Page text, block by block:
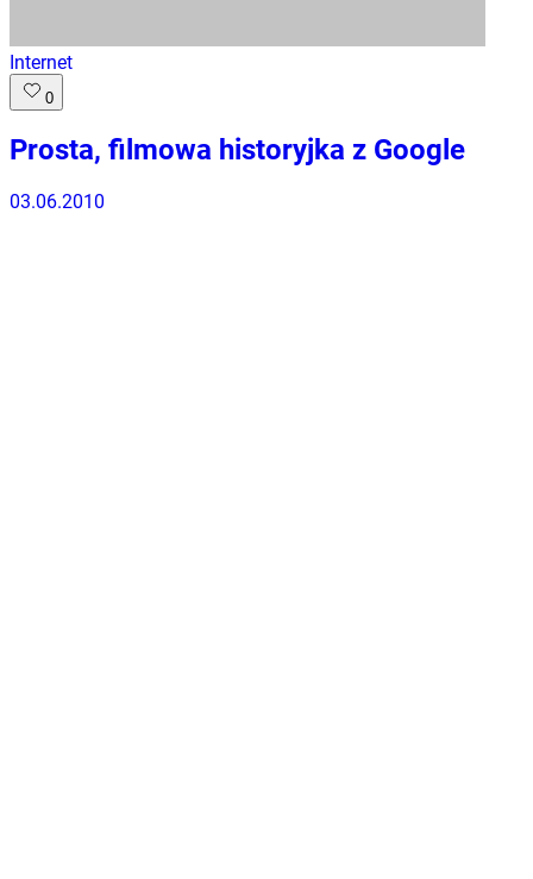
Internet
0
Prosta, filmowa historyjka z Google
03.06.2010